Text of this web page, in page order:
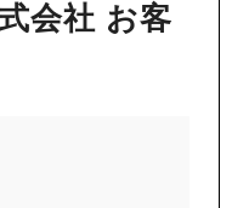
会社 お客